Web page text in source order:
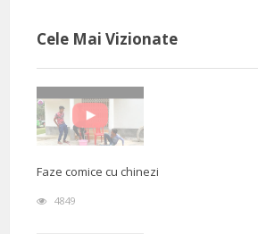
Cele Mai Vizionate
Faze comice cu chinezi
4849